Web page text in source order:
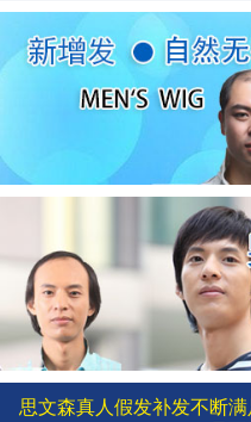
思文森真人假发补发不断